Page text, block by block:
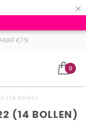
×
€75!
0
(14 bollen)
(14 BOLLEN)